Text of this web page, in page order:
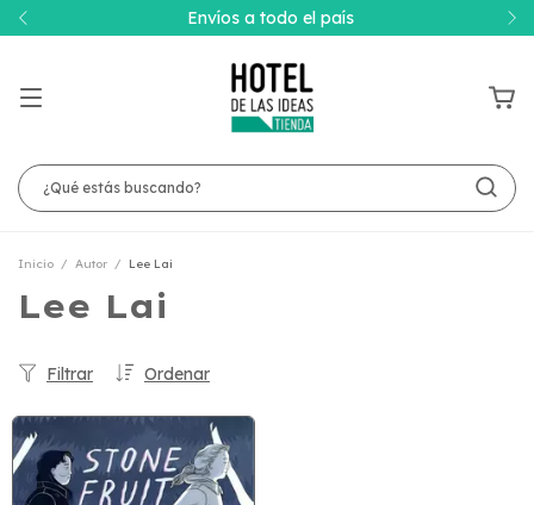
Envíos a todo el país
Inicio / Autor / Lee Lai
Lee Lai
Ordenar
Filtrar